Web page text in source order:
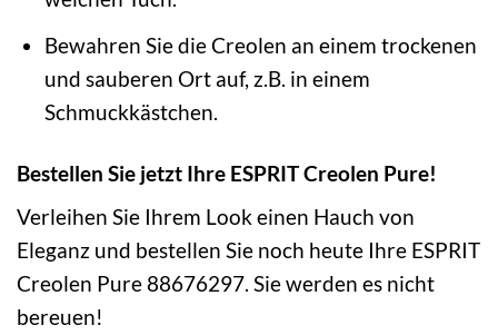
Bewahren Sie die Creolen an einem trockenen
und sauberen Ort auf, z.B. in einem
Schmuckkästchen.
Bestellen Sie jetzt Ihre ESPRIT Creolen Pure!
Verleihen Sie Ihrem Look einen Hauch von
Eleganz und bestellen Sie noch heute Ihre ESPRIT
Creolen Pure 88676297. Sie werden es nicht
bereuen!